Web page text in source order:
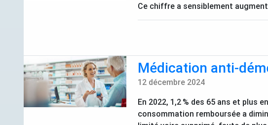
Ce chiffre a sensiblement
Médication anti-
12 décembre 2024
En 2022, 1,2 % des 65 ans et plus
consommation remboursée a